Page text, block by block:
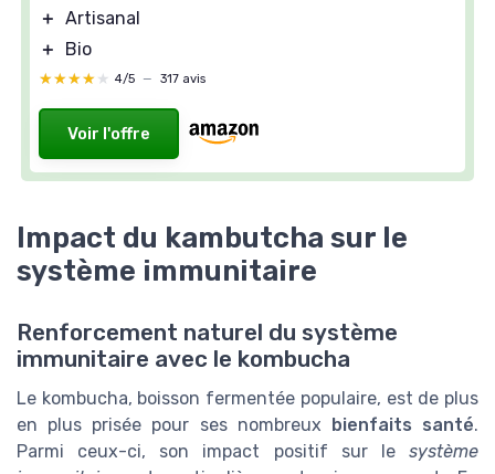
＋ Artisanal
＋
Bio
★★★★★
★★★★★ 4/5 — 317 avis
Voir l'offre
Impact du kambutcha sur le
système immunitaire
Renforcement naturel du système
immunitaire avec le kombucha
Le kombucha, boisson fermentée populaire, est de plus
en plus prisée pour ses nombreux bienfaits santé.
Parmi ceux-ci, son impact positif sur le système